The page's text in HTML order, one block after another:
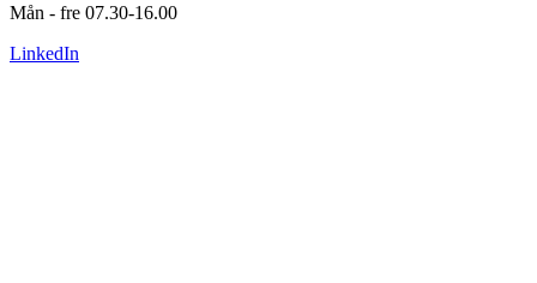
Mån - fre 07.30-16.00
LinkedIn